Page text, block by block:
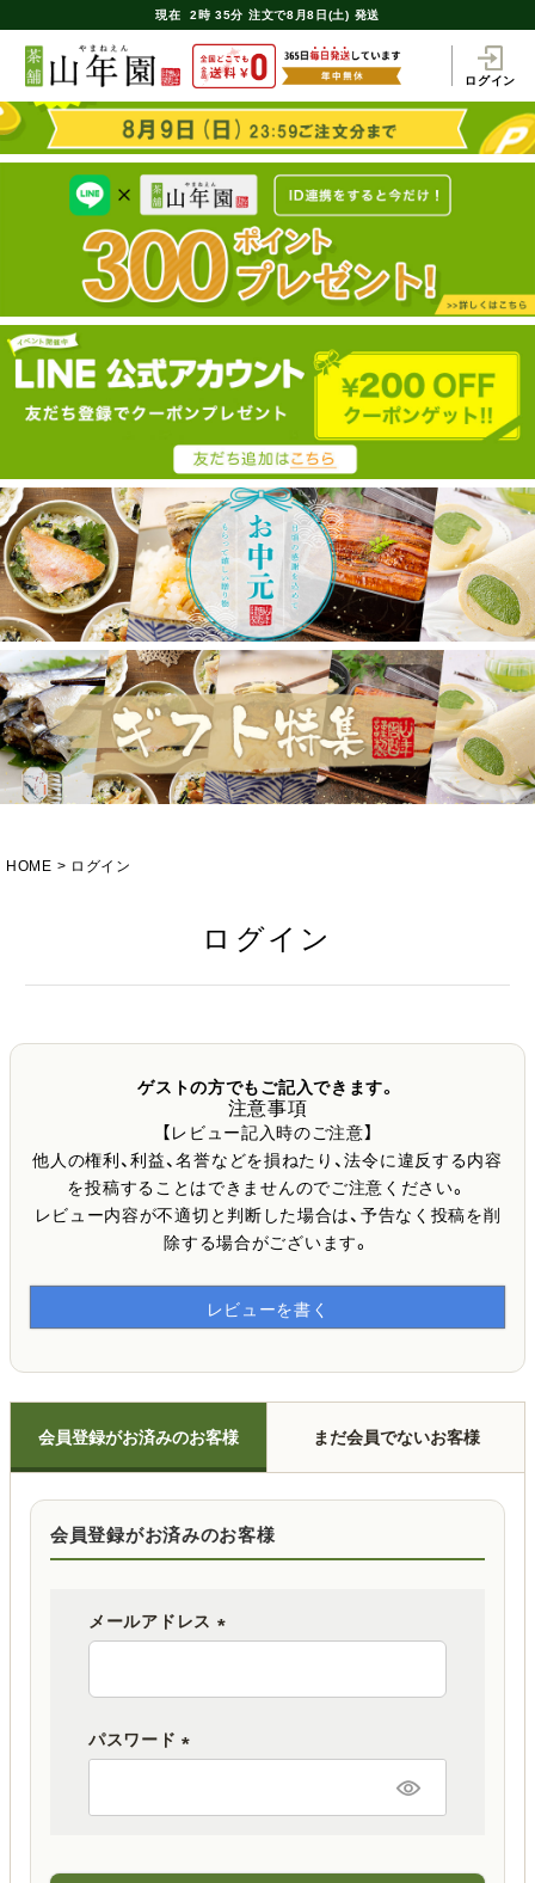
現在 2時 35分 注文で8月8日(土) 発送
ログイン
HOME ログイン
ログイン
ゲストの方でもご記入できます。
注意事項
【レビュー記入時のご注意】
他人の権利、利益、名誉などを損ねたり、法令に違反する内容
を投稿することはできませんのでご注意ください。
レビュー内容が不適切と判断した場合は、予告なく投稿を削
除する場合がございます。
レビューを書く
会員登録がお済みのお客様 まだ会員でないお客様
会員登録がお済みのお客様
メールアドレス
パスワード